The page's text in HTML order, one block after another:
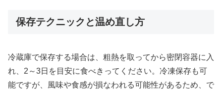
保存テクニックと温め直し方
冷蔵庫で保存する場合は、粗熱を取ってから密閉容器に入
れ、2～3日を目安に食べきってください。冷凍保存も可
能ですが、風味や食感が損なわれる可能性があるため、で